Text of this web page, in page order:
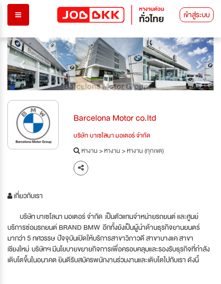
เข้าสู่ระบบ
Previous Next
Barcelona Motor co.ltd
บริษัท บาเซโลนา มอเตอร์ จำกัด
หางาน>หางาน>หางาน (ทุกเขต)
เกี่ยวกับเรา
บริษัท บาเซโลนา มอเตอร์ จำกัด เป็นตัวแทนจำหน่ายรถยนต์ และศูนย์
บริการซ่อมรถยนต์ BRAND BMW อีกทั้งยังเป็นผู้นำด้านธุรกิจยานยนตร์
มากว่า 5 ทศวรรษ ปัจจุบันเปิดให้บริการสาขาวิภาวดี สาขาบางแค สาขา
เชียงใหม่ บริษัทฯ มีนโยบายขยายกิจการเพื่อครอบคลุมและรองรับธุรกิจที่กำลัง
เติบโตขึ้นในอนาคต ยินดีรับสมัครพนักงานร่วมงานและเติบโตไปกับเรา ดังนี้